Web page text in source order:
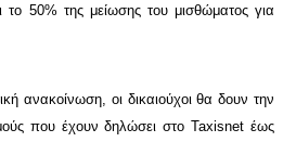
το 50% της μείωσης του μισθώματος για
ανακοίνωση, οι δικαιούχοι θα δουν την
που έχουν δηλώσει στο Taxisnet έως